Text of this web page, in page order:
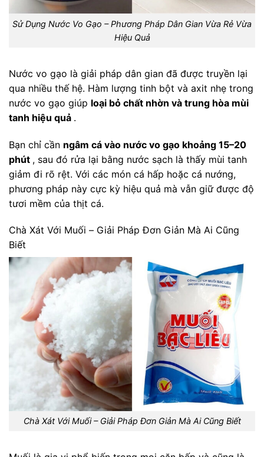
Sử Dụng Nước Vo Gạo – Phương Pháp Dân Gian Vừa Rẻ Vừa
Hiệu Quả
Nước vo gạo là giải pháp dân gian đã được truyền lại
qua nhiều thế hệ. Hàm lượng tinh bột và axit nhẹ trong
nước vo gạo giúp loại bỏ chất nhờn và trung hòa mùi
tanh hiệu quả .
Bạn chỉ cần ngâm cá vào nước vo gạo khoảng 15–20
phút , sau đó rửa lại bằng nước sạch là thấy mùi tanh
giảm đi rõ rệt. Với các món cá hấp hoặc cá nướng,
phương pháp này cực kỳ hiệu quả mà vẫn giữ được độ
tươi mềm của thịt cá.
Chà Xát Với Muối – Giải Pháp Đơn Giản Mà Ai Cũng
Biết
Chà Xát Với Muối – Giải Pháp Đơn Giản Mà Ai Cũng Biết